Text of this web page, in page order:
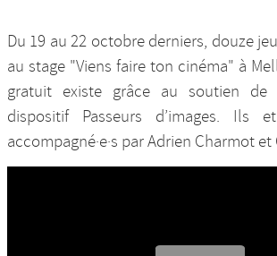
Du 19 au 22 octobre derniers, douze
au stage "Viens faire ton cinéma" à
gratuit existe grâce au soutien
dispositif Passeurs d’images. Ils
accompagné·e·s par Adrien Charmot